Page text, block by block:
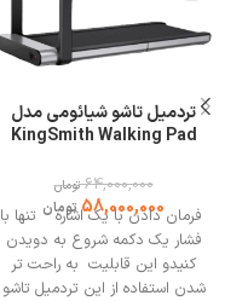
تردمیل تاشو شیائومی مدل
KingSmith Walking Pad
64,000,000 تومان
58,000,000تومان
فرمان دادن با یک اشاره تنها با
فشار یک دکمه شروع به دویدن
کنیدو این قابلیت به راحت تر
شدن استفاده از این تردمیل تاشو